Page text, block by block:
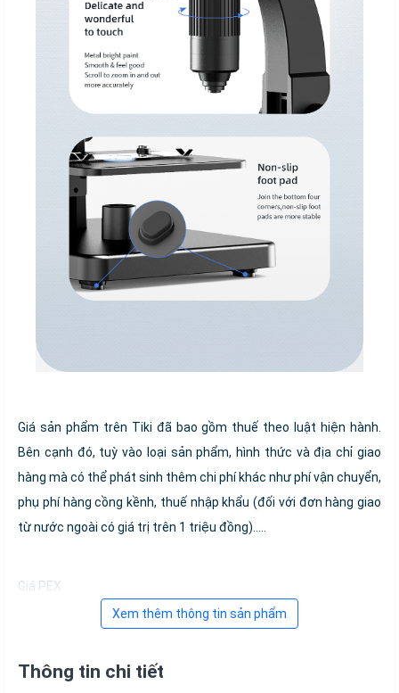
Giá sản phẩm trên Tiki đã bao gồm thuế theo luật hiện hành.
Bên cạnh đó, tuỳ vào loại sản phẩm, hình thức và địa chỉ giao
hàng mà có thể phát sinh thêm chi phí khác như phí vận chuyển,
phụ phí hàng cồng kềnh, thuế nhập khẩu (đối với đơn hàng giao
từ nước ngoài có giá trị trên 1 triệu đồng).....
Giá PEX
Xem thêm thông tin sản phẩm
Thông tin chi tiết